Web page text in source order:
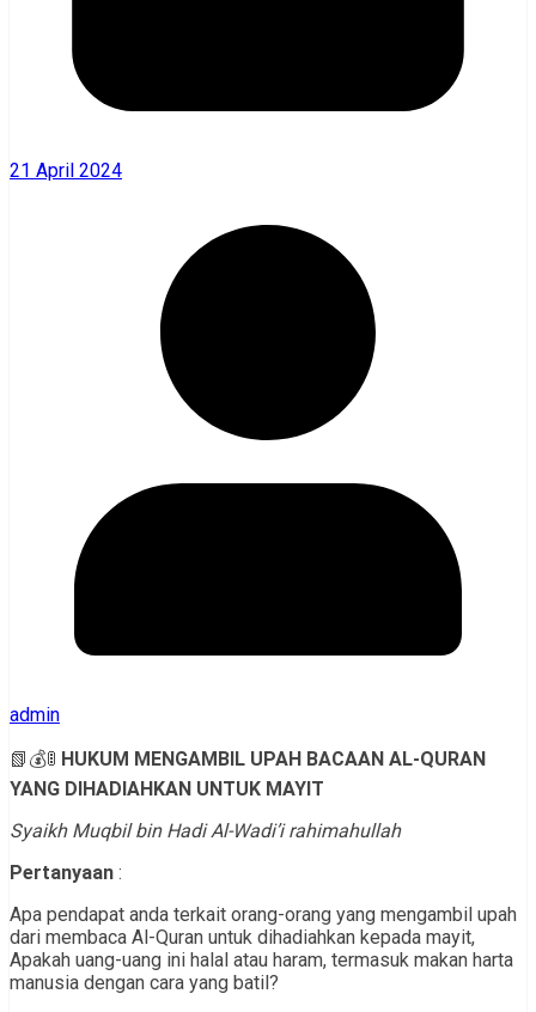
21 April 2024
admin
📗💰🚦 HUKUM MENGAMBIL UPAH BACAAN AL-QURAN
YANG DIHADIAHKAN UNTUK MAYIT
Syaikh Muqbil bin Hadi Al-Wadi’i rahimahullah
Pertanyaan :
Apa pendapat anda terkait orang-orang yang mengambil upah
dari membaca Al-Quran untuk dihadiahkan kepada mayit,
Apakah uang-uang ini halal atau haram, termasuk makan harta
manusia dengan cara yang batil?